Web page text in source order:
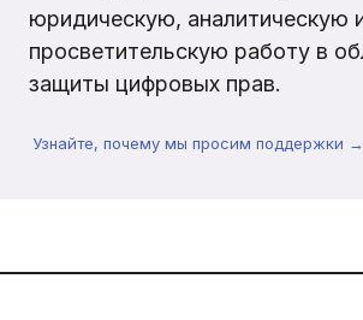
юридическую, аналитическую
просветительскую работу в
защиты цифровых прав.
Узнайте, почему мы просим поддержки →